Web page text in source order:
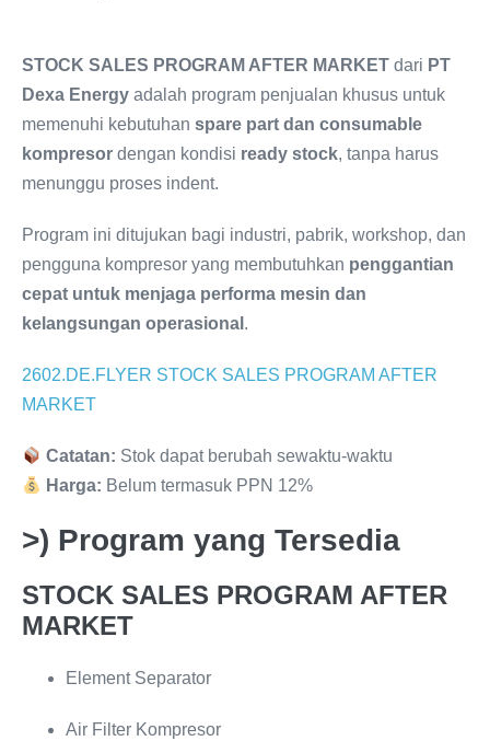
STOCK SALES PROGRAM AFTER MARKET dari PT
Dexa Energy adalah program penjualan khusus untuk
memenuhi kebutuhan spare part dan consumable
kompresor dengan kondisi ready stock, tanpa harus
menunggu proses indent.
Program ini ditujukan bagi industri, pabrik, workshop, dan
pengguna kompresor yang membutuhkan penggantian
cepat untuk menjaga performa mesin dan
kelangsungan operasional .
2602.DE.FLYER STOCK SALES PROGRAM AFTER
MARKET
Catatan: Stok dapat berubah sewaktu-waktu
Harga: Belum termasuk PPN 12%
>) Program yang Tersedia
STOCK SALES PROGRAM AFTER
MARKET
Element Separator
Air Filter Kompresor